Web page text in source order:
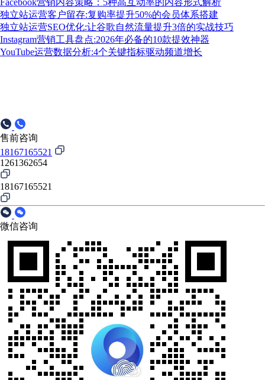
Facebook营销内容策略：5种高互动率的内容形式解析
独立站运营客户留存:复购率提升50%的会员体系搭建
独立站运营SEO优化:让谷歌自然流量提升3倍的实战技巧
Instagram营销工具盘点:2026年必备的10款提效神器
YouTube运营数据分析:4个关键指标驱动频道增长
售前咨询
18167165521
1261362654
18167165521
微信咨询